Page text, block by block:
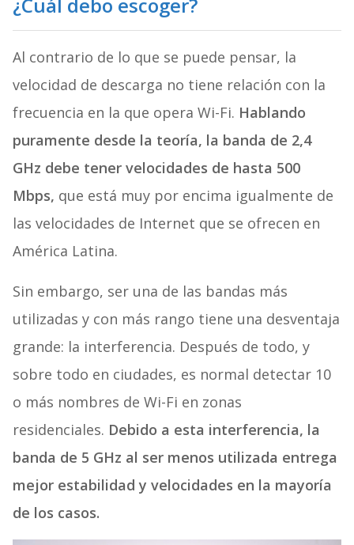
¿Cuál debo escoger?
Al contrario de lo que se puede pensar, la
velocidad de descarga no tiene relación con la
frecuencia en la que opera Wi-Fi. Hablando
puramente desde la teoría, la banda de 2,4
GHz debe tener velocidades de hasta 500
Mbps, que está muy por encima igualmente de
las velocidades de Internet que se ofrecen en
América Latina.
Sin embargo, ser una de las bandas más
utilizadas y con más rango tiene una desventaja
grande: la interferencia. Después de todo, y
sobre todo en ciudades, es normal detectar 10
o más nombres de Wi-Fi en zonas
residenciales. Debido a esta interferencia, la
banda de 5 GHz al ser menos utilizada entrega
mejor estabilidad y velocidades en la mayoría
de los casos.